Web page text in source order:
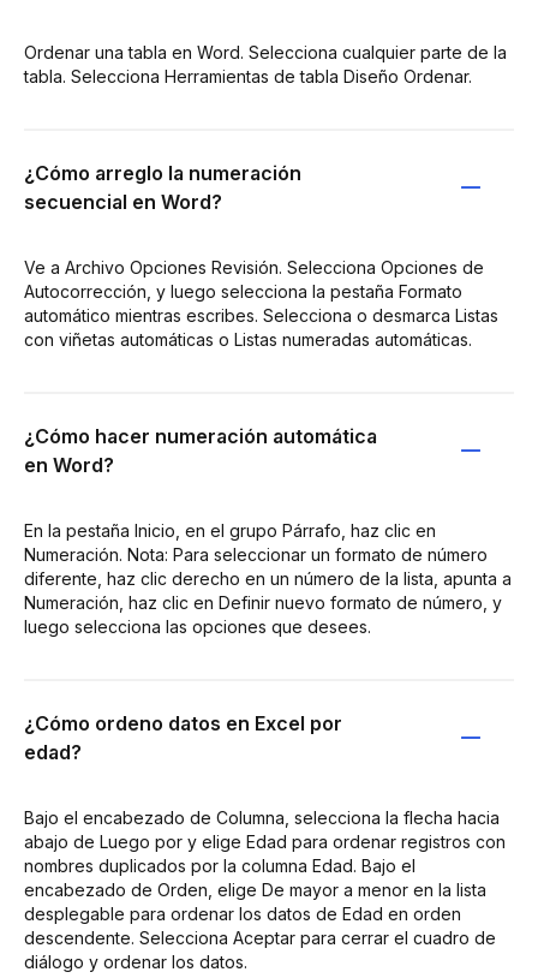
Ordenar una tabla en Word. Selecciona cualquier parte de la
tabla. Selecciona Herramientas de tabla Diseño Ordenar.
¿Cómo arreglo la numeración
secuencial en Word?
Ve a Archivo Opciones Revisión. Selecciona Opciones de
Autocorrección, y luego selecciona la pestaña Formato
automático mientras escribes. Selecciona o desmarca Listas
con viñetas automáticas o Listas numeradas automáticas.
¿Cómo hacer numeración automática
en Word?
En la pestaña Inicio, en el grupo Párrafo, haz clic en
Numeración. Nota: Para seleccionar un formato de número
diferente, haz clic derecho en un número de la lista, apunta a
Numeración, haz clic en Definir nuevo formato de número, y
luego selecciona las opciones que desees.
¿Cómo ordeno datos en Excel por
edad?
Bajo el encabezado de Columna, selecciona la flecha hacia
abajo de Luego por y elige Edad para ordenar registros con
nombres duplicados por la columna Edad. Bajo el
encabezado de Orden, elige De mayor a menor en la lista
desplegable para ordenar los datos de Edad en orden
descendente. Selecciona Aceptar para cerrar el cuadro de
diálogo y ordenar los datos.